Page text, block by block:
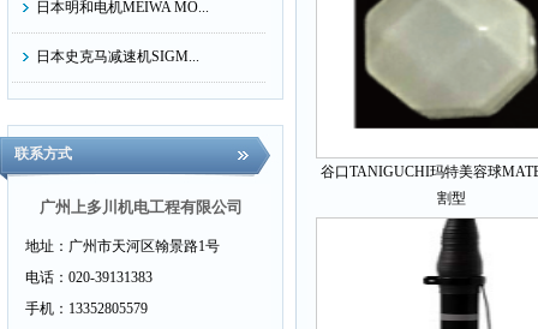
日本明和电机MEIWA MO...
日本史克马减速机SIGM...
日本太阳TAIYO
日本昭和TECHNOSYOWA...
日本大和电业DAIWADEN...
日本科赋乐KOFLOC...
联系方式
广州上多川机电工程有限公司
地址： 广州市天河区翰景路1号
电话： 020-39131383
手机： 13352805579
谷口TANIGUCHI玛特美容球
割型